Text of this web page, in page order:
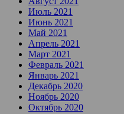
Июль 2021
Июнь 2021
Май 2021
Апрель 2021
Март 2021
Февраль 2021
Январь 2021
Декабрь 2020
Ноябрь 2020
Октябрь 2020